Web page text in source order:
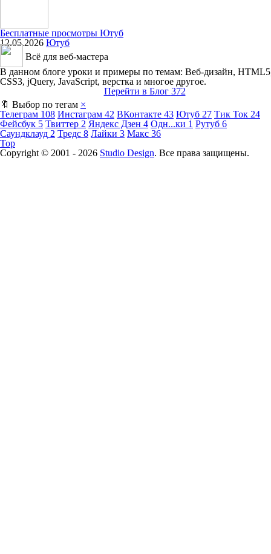
Бесплатные просмотры Ютуб
12.05.2026 Ютуб
Всё для веб-мастера
В данном блоге уроки и примеры по темам: Веб-дизайн,
CSS3, jQuery, JavaScript, верстка и многое другое.
Перейти в Блог 372
🔖 Выбор по тегам ×
Телеграм 108 Инстаграм 42 ВКонтакте 43 Ютуб 27 Тик Ток 24
Фейсбук 5 Твиттер 2 Яндекс Дзен 4 Одн...ки 1 Рутуб 6
Саундклауд 2 Тредс 8 Лайки 3 Макс 36
Top
Copyright © 2001 - 2026 Studio Design. Все права защищены.